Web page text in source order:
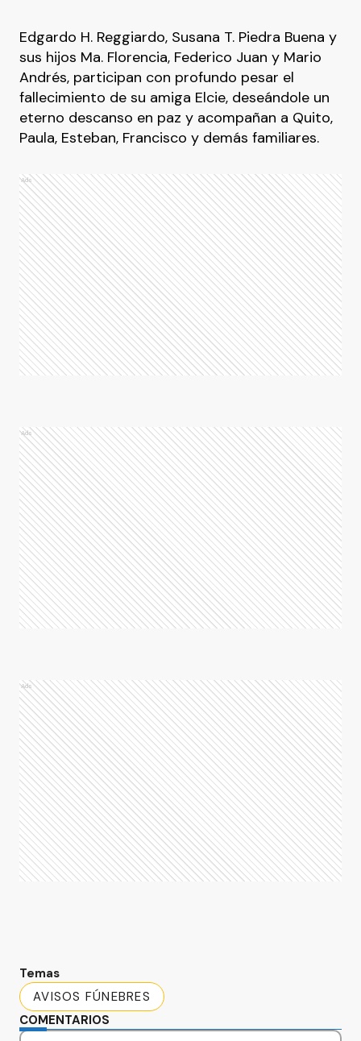
Edgardo H. Reggiardo, Susana T. Piedra Buena y
sus hijos Ma. Florencia, Federico Juan y Mario
Andrés, participan con profundo pesar el
fallecimiento de su amiga Elcie, deseándole un
eterno descanso en paz y acompañan a Quito,
Paula, Esteban, Francisco y demás familiares.
Ads
Ads
Ads
Temas
AVISOS FÚNEBRES
COMENTARIOS